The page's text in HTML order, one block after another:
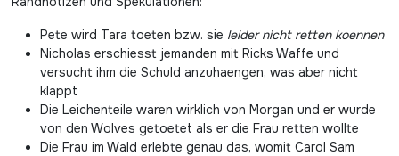
Pete wird Tara toeten bzw. sie leider nicht retten koennen
Nicholas erschiesst jemanden mit Ricks Waffe und
versucht ihm die Schuld anzuhaengen, was aber nicht
klappt
Die Leichenteile waren wirklich von Morgan und er wurde
von den Wolves getoetet als er die Frau retten wollte
Die Frau im Wald erlebte genau das, womit Carol Sam